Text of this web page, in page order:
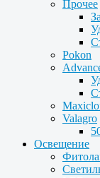
Прочее
Pokon
Valagro
Освещение